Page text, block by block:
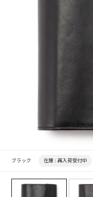
ブラック 在庫 : 再入荷受付中